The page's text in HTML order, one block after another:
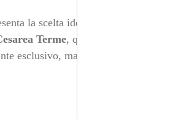
la scelta ideale per chi
Terme, questa location
esclusivo, ma allo stesso